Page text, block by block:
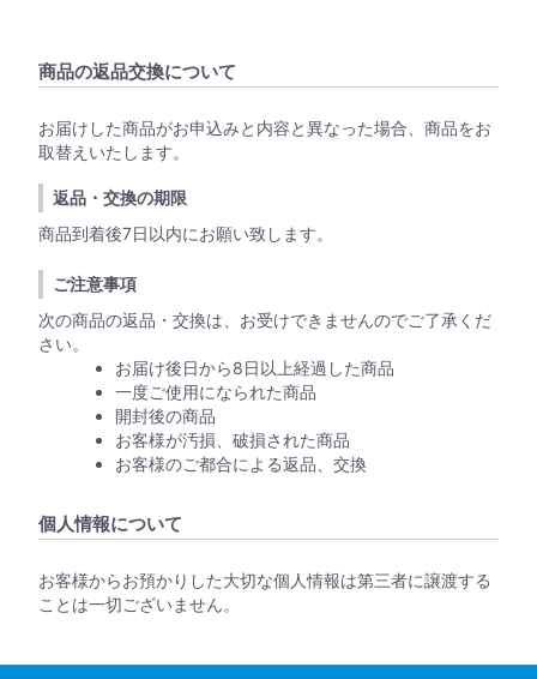
商品の返品交換について
お届けした商品がお申込みと内容と異なった場合、商品をお
取替えいたします。
返品・交換の期限
商品到着後7日以内にお願い致します。
ご注意事項
次の商品の返品・交換は、お受けできませんのでご了承くだ
さい。
お届け後日から8日以上経過した商品
一度ご使用になられた商品
開封後の商品
お客様が汚損、破損された商品
お客様のご都合による返品、交換
個人情報について
お客様からお預かりした大切な個人情報は第三者に譲渡する
ことは一切ございません。